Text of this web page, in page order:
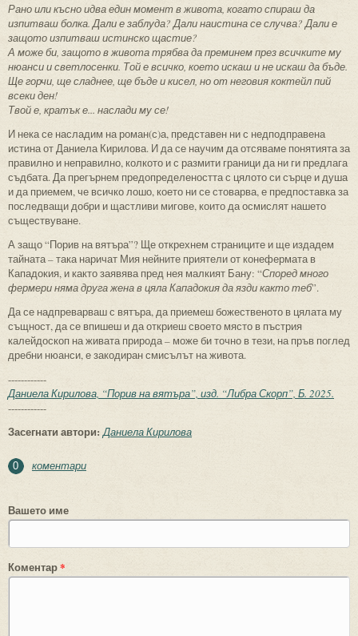
Рано или късно идва един момент в живота, когато спираш да
изпитваш болка. Дали е заблуда? Дали наистина се случва? Дали е
защото изпитваш истинско щастие?
А може би, защото в живота трябва да преминем през всичките му
нюанси и светлосенки. Той е всичко, което искаш и не искаш да бъде.
Ще горчи, ще сладнее, ще бъде и кисел, но от неговия коктейл пий
всеки ден!
Твой е, кратък е... наслади му се!
И нека се насладим на роман(с)а, представен ни с недподправена
истина от Даниела Кирилова. И да се научим да отсяваме понятията за
правилно и неправилно, колкото и с размити граници да ни ги предлага
съдбата. Да прегърнем предопределеността с цялото си сърце и душа
и да приемем, че всичко лошо, което ни се стоварва, е предпоставка за
последващи добри и щастливи мигове, които да осмислят нашето
съществуване.
А защо “Порив на вятъра”? Ще открехнем страниците и ще издадем
тайната – така наричат Мия нейните приятели от конефермата в
Кападокия, и както заявява пред нея малкият Бану: “Според много
фермери няма друга жена в цяла Кападокия да язди както теб”.
Да се надпреварваш с вятъра, да приемеш божественото в цялата му
същност, да се впишеш и да откриеш своето място в пъстрия
калейдоскоп на живата природа – може би точно в тези, на пръв поглед
дребни нюанси, е закодиран смисълът на живота.
------------
Даниела Кирилова, “Порив на вятъра”, изд. “Либра Скорп”, Б. 2025.
------------
Засегнати автори:Даниела Кирилова
0 коментари
Вашето име
Коментар*